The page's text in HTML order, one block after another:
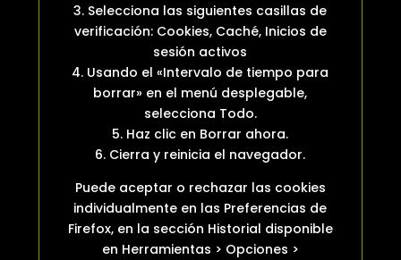
3. Selecciona las siguientes casillas de
verificación: Cookies, Caché, Inicios de
sesión activos
4. Usando el «Intervalo de tiempo para
borrar» en el menú desplegable,
selecciona Todo.
5. Haz clic en Borrar ahora.
6. Cierra y reinicia el navegador.
Puede aceptar o rechazar las cookies
individualmente en las Preferencias de
Firefox, en la sección Historial disponible
en Herramientas > Opciones >